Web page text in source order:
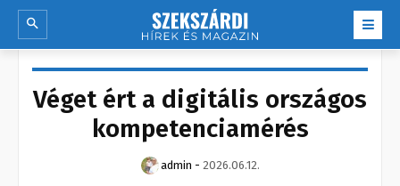
Véget ért a digitális országos
kompetenciamérés
admin - 2026.06.12.